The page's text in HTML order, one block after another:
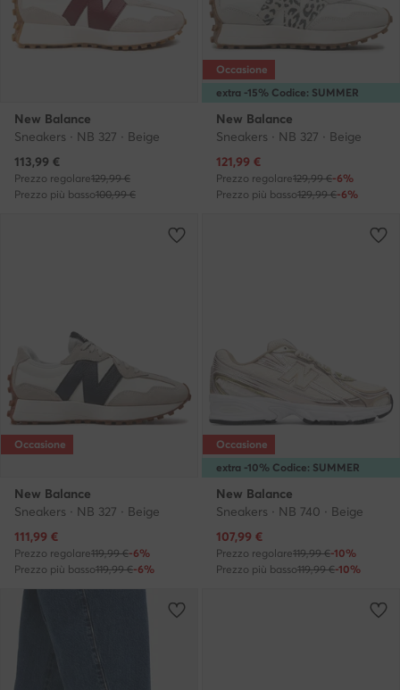
New Balance
Sneakers · NB 327 · Beige
Prezzo attuale
113,99 €
Prezzo regolare129,99 €
Prezzo più basso100,99 €
extra -15% Codice: SUMMER
Occasione
New Balance
Sneakers · NB 327 · Beige
Prezzo attuale
121,99 €
Prezzo regolare129,99 €-6%
Prezzo più basso129,99 €-6%
Occasione
New Balance
Sneakers · NB 327 · Beige
Prezzo attuale
111,99 €
Prezzo regolare119,99 €-6%
Prezzo più basso119,99 €-6%
extra -10% Codice: SUMMER
Occasione
New Balance
Sneakers · NB 740 · Beige
Prezzo attuale
107,99 €
Prezzo regolare119,99 €-10%
Prezzo più basso119,99 €-10%